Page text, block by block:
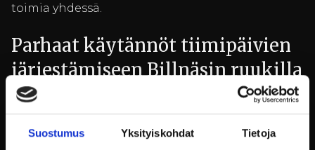
Suostumus Yksityiskohdat Tietoja
toimia yhdessä.
Parhaat käytännöt tiimipäivien
järjestämiseen Billnäsin ruukilla
Jotta tiimipäivät olisivat onnistuneet, on tärkeää
tarjoaa monipuolisia aktiviteetteja, joista voi